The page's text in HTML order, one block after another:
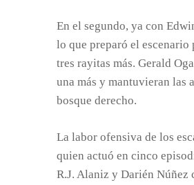
En el segundo, ya con
lo que preparó el
tres rayitas más. Gerald
una más y mantuvieran las
bosque derecho.
La labor ofensiva de los
quien actuó en cinco
R.J. Alaniz y Darién Núñez